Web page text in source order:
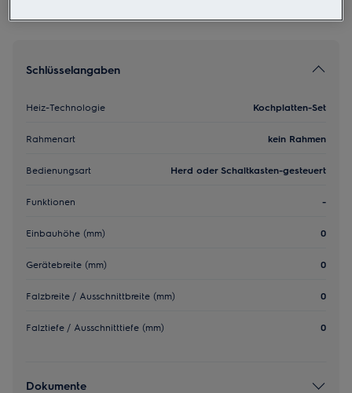
Schlüsselangaben
Heiz-Technologie Kochplatten-Set
Rahmenart kein Rahmen
Bedienungsart Herd oder Schaltkasten-gesteuert
Funktionen -
Einbauhöhe (mm) 0
Gerätebreite (mm) 0
Falzbreite / Ausschnittbreite (mm) 0
Falztiefe / Ausschnitttiefe (mm) 0
Dokumente